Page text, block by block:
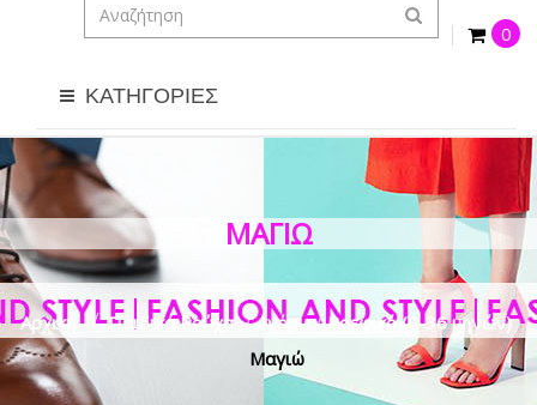
0
ΚΑΤΗΓΟΡΙΕΣ
Αρχική > Παιδικά Ρούχα > Αγόρι > Βρεφικό (0-36 μηνών)
Μαγιώ
ΜΑΓΙΏ